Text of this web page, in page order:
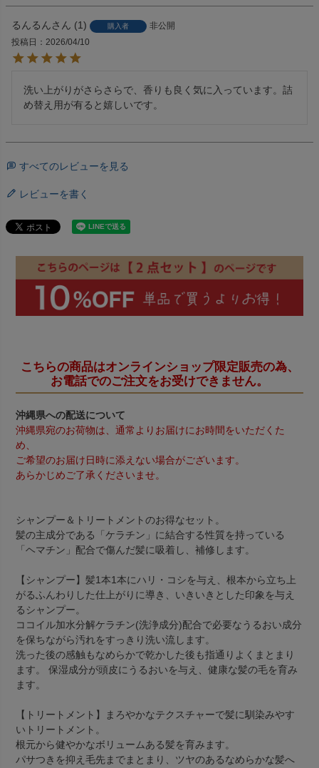
るんるん 1 購入者
非公開
投稿日
2026/04/10
洗い上がりがさらさらで、香りも良く気に入っています。詰
め替え用が有ると嬉しいです。
すべてのレビューを見る
レビューを書く
こちらの商品はオンラインショップ限定販売の為、
お電話でのご注文をお受けできません。
沖縄県への配送について
沖縄県宛のお荷物は、通常よりお届けにお時間をいただくた
め、
ご希望のお届け日時に添えない場合がございます。
あらかじめご了承くださいませ。
シャンプー＆トリートメントのお得なセット。
髪の主成分である「ケラチン」に結合する性質を持っている
「ヘマチン」配合で傷んだ髪に吸着し、補修します。
【シャンプー】髪1本1本にハリ・コシを与え、根本から立ち上
がるふんわりした仕上がりに導き、いきいきとした印象を与え
るシャンプー。
ココイル加水分解ケラチン(洗浄成分)配合で必要なうるおい成分
を保ちながら汚れをすっきり洗い流します。
洗った後の感触もなめらかで乾かした後も指通りよくまとまり
ます。 保湿成分が頭皮にうるおいを与え、健康な髪の毛を育み
ます。
【トリートメント】まろやかなテクスチャーで髪に馴染みやす
いトリートメント。
根元から健やかなボリュームある髪を育みます。
パサつきを抑え毛先までまとまり、ツヤのあるなめらかな髪へ